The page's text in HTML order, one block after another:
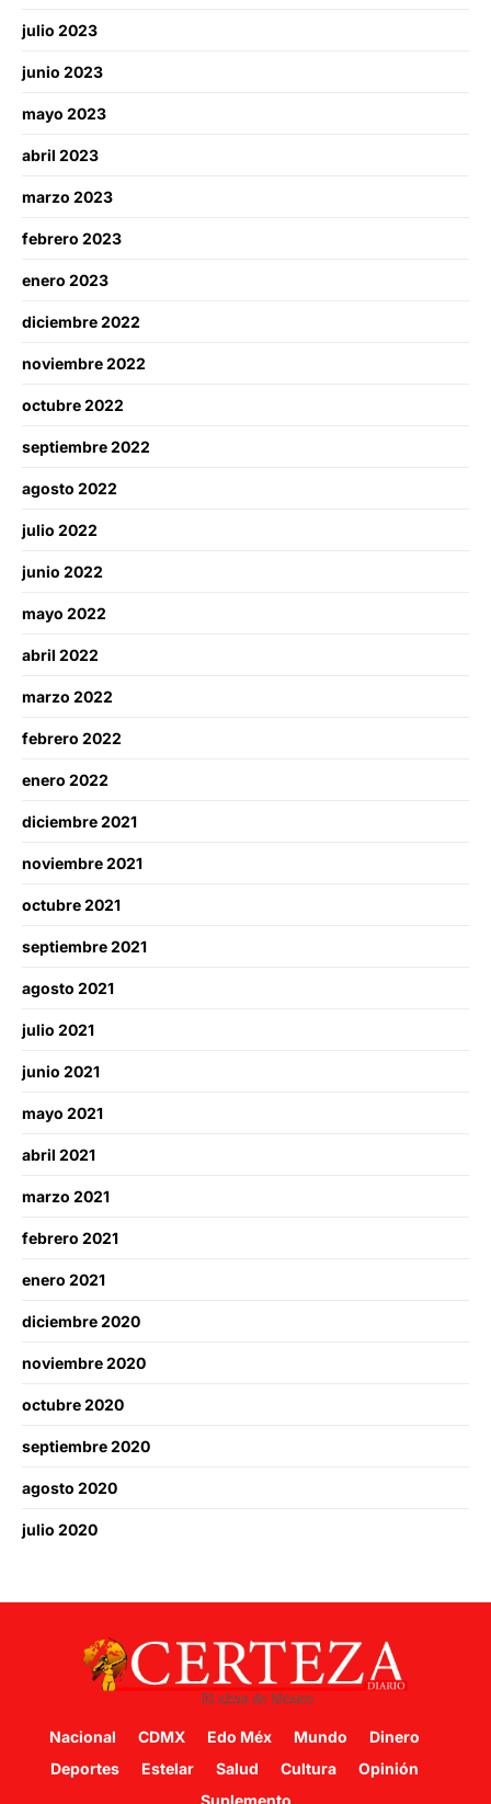
julio 2023
junio 2023
mayo 2023
abril 2023
marzo 2023
febrero 2023
enero 2023
diciembre 2022
noviembre 2022
octubre 2022
septiembre 2022
agosto 2022
julio 2022
junio 2022
mayo 2022
abril 2022
marzo 2022
febrero 2022
enero 2022
diciembre 2021
noviembre 2021
octubre 2021
septiembre 2021
agosto 2021
julio 2021
junio 2021
mayo 2021
abril 2021
marzo 2021
febrero 2021
enero 2021
diciembre 2020
noviembre 2020
octubre 2020
septiembre 2020
agosto 2020
julio 2020
Nacional CDMX Edo Méx Mundo
Dinero
Deportes
Estelar Salud Cultura
Opinión